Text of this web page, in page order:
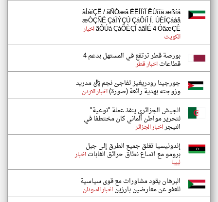
ãÍáíÇÊ / ãÑÓæã ÈÊÌÏíÏ ÊÚííä æßíá
æÒÇÑÉ ÇáÏÝÇÚ ÇáÔíÎ Ï. ÚÈÏÇááå
ãÔÚá ÇáÕÈÇÍ áãÏÉ 4 ÓäæÇÊاخبار
الكويت
بورصة قطر ترتفع في المستهل بدعم 4
قطاعاتاخبار قطر
جورجينا رودريغيز تفاجئ نجم ريال مدريد
وزوجته بهدية رائعة (صورة)اخبار الاردن
الجيش الجزائري ينفذ عملة "نوعية"
لتحرير مواطن ألماني كان مختطفا في
النيجراخبار الجزائر
إندونيسيا تغلق جميع الطرق إلى جبل
برومو مع اتساع نطاق حرائق الغاباتاخبار
ليبيا
البرهان يقود مشاورات مع قوى سياسية
للعفو عن معارضين بارزيناخبار السودان